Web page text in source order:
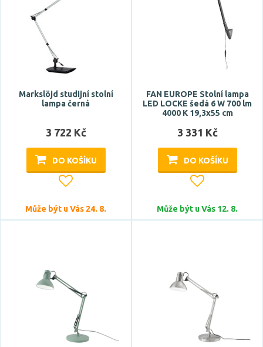
Markslöjd studijní stolní
lampa černá
3 722 Kč
DO KOŠÍKU
Může být u Vás 24. 8.
FAN EUROPE Stolní lampa
LED LOCKE šedá 6 W 700 lm
4000 K 19,3x55 cm
3 331 Kč
DO KOŠÍKU
Může být u Vás 12. 8.